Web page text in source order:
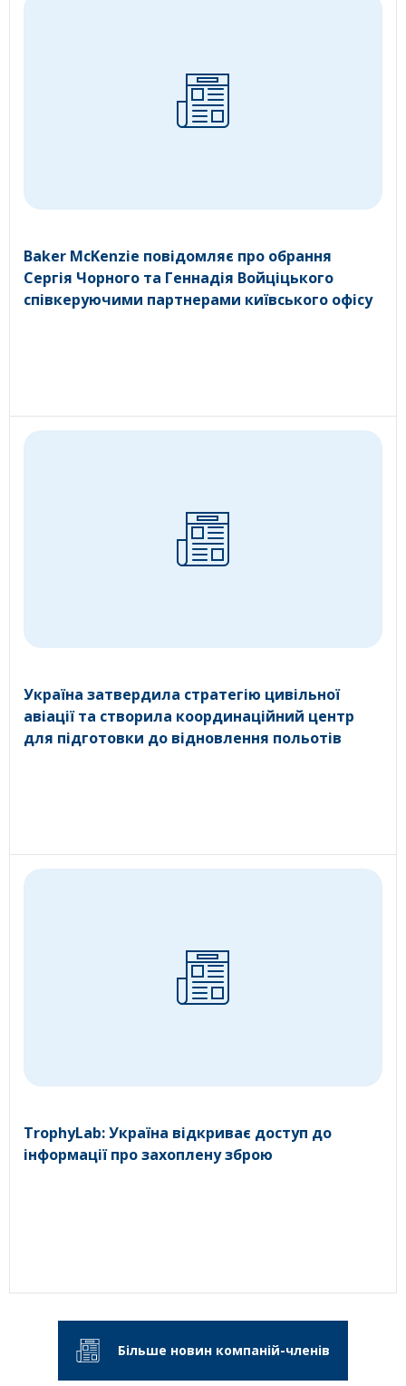
Baker McKenzie повідомляє про обрання
Сергія Чорного та Геннадія Войціцького
співкеруючими партнерами київського офісу
Україна затвердила стратегію цивільної
авіації та створила координаційний центр
для підготовки до відновлення польотів
TrophyLab: Україна відкриває доступ до
інформації про захоплену зброю
Більше новин компаній-членів